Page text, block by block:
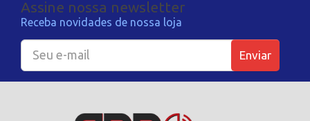
Assine nossa newsletter
Receba novidades de nossa loja
Enviar